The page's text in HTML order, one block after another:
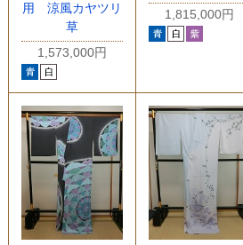
用 涼風カヤツリ
草
1,573,000円
1,815,000円